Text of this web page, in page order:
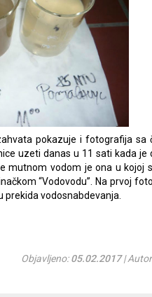
pokazuje i fotografija sa
uzeti danas u 11 sati kada je
mutnom vodom je ona u kojoj
“Vodovodu”. Na prvoj
prekida vodosnabdevanja.
Objavljeno:05.02.2017|